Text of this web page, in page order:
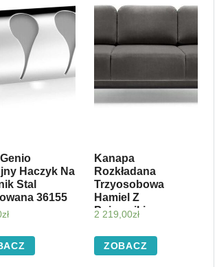
Haczyk Na
Stal
36155
zł
Kanapa
Rozkładana
Trzyosobowa
Hamiel Z
Pojemnikiem
Tkaninie
Hydrofobowej
2 219,00zł
ZOBACZ